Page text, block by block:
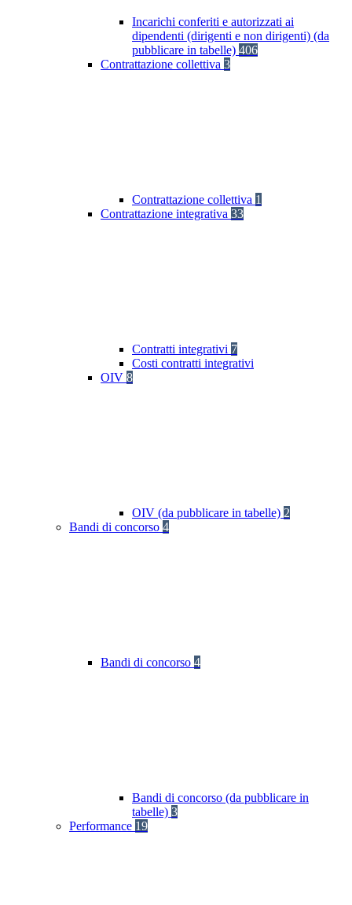
Incarichi conferiti e autorizzati ai
dipendenti (dirigenti e non dirigenti) (da
pubblicare in tabelle) 406
Contrattazione collettiva 3
Contrattazione collettiva 1
Contrattazione integrativa 33
Contratti integrativi 7
Costi contratti integrativi
OIV 8
OIV (da pubblicare in tabelle) 2
Bandi di concorso 4
Bandi di concorso 4
Bandi di concorso (da pubblicare in
tabelle) 3
Performance 19